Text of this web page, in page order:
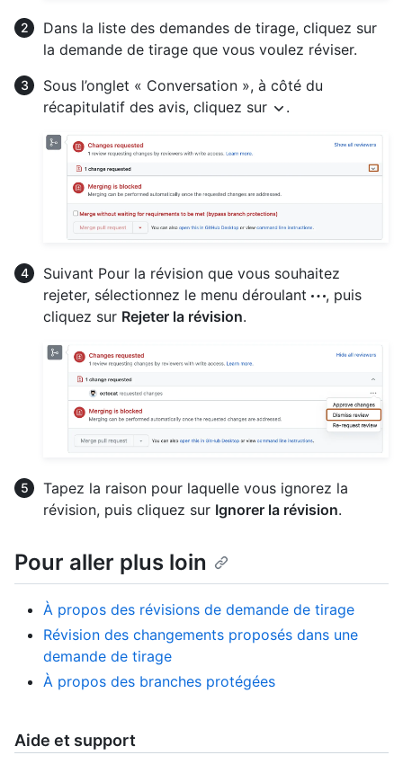
Dans la liste des demandes de tirage, cliquez sur
la demande de tirage que vous voulez réviser.
Sous l’onglet « Conversation », à côté du
récapitulatif des avis, cliquez sur
.
Suivant Pour la révision que vous souhaitez
rejeter, sélectionnez le menu déroulant
, puis
cliquez sur Rejeter la révision.
Tapez la raison pour laquelle vous ignorez la
révision, puis cliquez sur Ignorer la révision.
Pour aller plus loin
À propos des révisions de demande de tirage
Révision des changements proposés dans une
demande de tirage
À propos des branches protégées
Aide et support